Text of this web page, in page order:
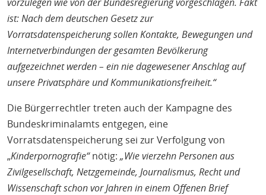
ist: Nach dem deutschen Gesetz zur
Vorratsdatenspeicherung sollen Kontakte, Bewegungen und
Internetverbindungen der gesamten Bevölkerung
aufgezeichnet werden – ein nie dagewesener Anschlag auf
unsere Privatsphäre und Kommunikationsfreiheit.“
Die Bürgerrechtler treten auch der Kampagne des
Bundeskriminalamts entgegen, eine
Vorratsdatenspeicherung sei zur Verfolgung von
„Kinderpornografie“nötig: „Wie vierzehn Personen aus
Zivilgesellschaft, Netzgemeinde, Journalismus, Recht und
Wissenschaft schon vor Jahren in einem Offenen Brief